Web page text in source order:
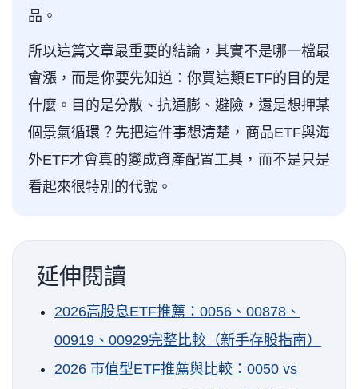
品。
所以這篇文章最重要的結論，其實不是哪一檔最
會漲，而是你要先知道：你買這類ETF的目的是
什麼。目的是分散、抗通膨、避險，還是想押某
個景氣循環？先把這件事想清楚，商品ETF與海
外ETF才會真的變成資產配置工具，而不是只是
看起來很特別的代號。
延伸閱讀
2026高股息ETF推薦：0056、00878、
00919、00929完整比較（新手存股指南）
2026 市值型ETF推薦與比較：0050 vs